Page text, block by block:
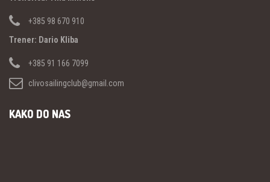
+385 98 670 910
Trener: Dario Kliba
+385 91 166 7099
clivosailingclub@gmail.com
KAKO DO NAS